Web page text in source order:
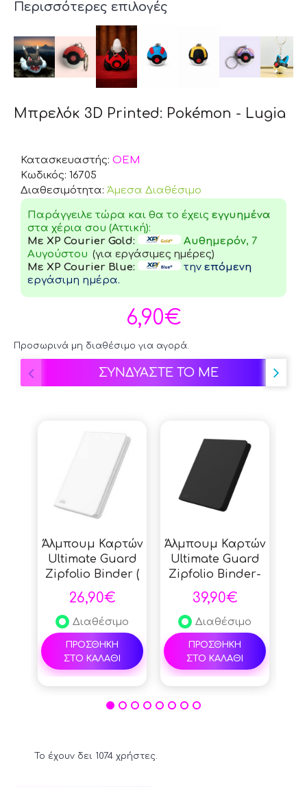
Περισσότερες επιλογές
Μπρελόκ 3D Printed: Pokémon - Lugia
Το έχουν δει 1074 χρήστες.
Κατασκευαστής: OEM
Κωδικός: 16705
Διαθεσιμότητα: Άμεσα Διαθέσιμο
Παράγγειλε τώρα και θα το έχεις εγγυημένα
στα χέρια σου (Αττική):
Με XP Courier Gold:
Αυθημερόν, 7
Αυγούστου (για εργάσιμες ημέρες)
Με XP Courier Blue:
την επόμενη
εργάσιμη ημέρα.
6,90€
Προσωρινά μη διαθέσιμο για αγορά.
ΣΥΝΔΥΑΣΤΕ ΤΟ ΜΕ
Άλμπουμ Καρτών
Ultimate Guard
Zipfolio Binder (
320 θέσεις καρτών
) 16-Pocket - White
26,90€
Διαθέσιμο
ΠΡΟΣΘΗΚΗ
ΣΤΟ ΚΑΛΑΘΙ
Άλμπουμ Καρτών
Ultimate Guard
Zipfolio Binder-
24-Pocket
XenoSkin ( 480
θέσεις καρτών ) -
Black
39,90€
Διαθέσιμο
ΠΡΟΣΘΗΚΗ
ΣΤΟ ΚΑΛΑΘΙ